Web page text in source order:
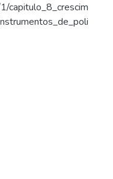
capitulo_8_crescim